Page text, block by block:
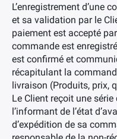
L’enregistrement d’une
et sa validation par le
paiement est accepté
commande est
est confirmé et
récapitulant la
livraison (Produits, prix,
Le Client reçoit une
l’informant de l’état
d’expédition de sa